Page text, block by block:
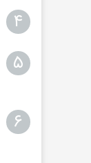
۴
۵
۶